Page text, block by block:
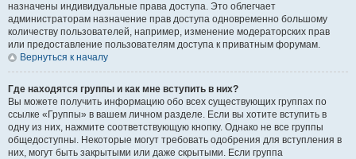
назначены индивидуальные права доступа. Это облегчает
администраторам назначение прав доступа одновременно большому
количеству пользователей, например, изменение модераторских прав
или предоставление пользователям доступа к приватным форумам.
Вернуться к началу
Где находятся группы и как мне вступить в них?
Вы можете получить информацию обо всех существующих группах по
ссылке «Группы» в вашем личном разделе. Если вы хотите вступить в
одну из них, нажмите соответствующую кнопку. Однако не все группы
общедоступны. Некоторые могут требовать одобрения для вступления в
них, могут быть закрытыми или даже скрытыми. Если группа